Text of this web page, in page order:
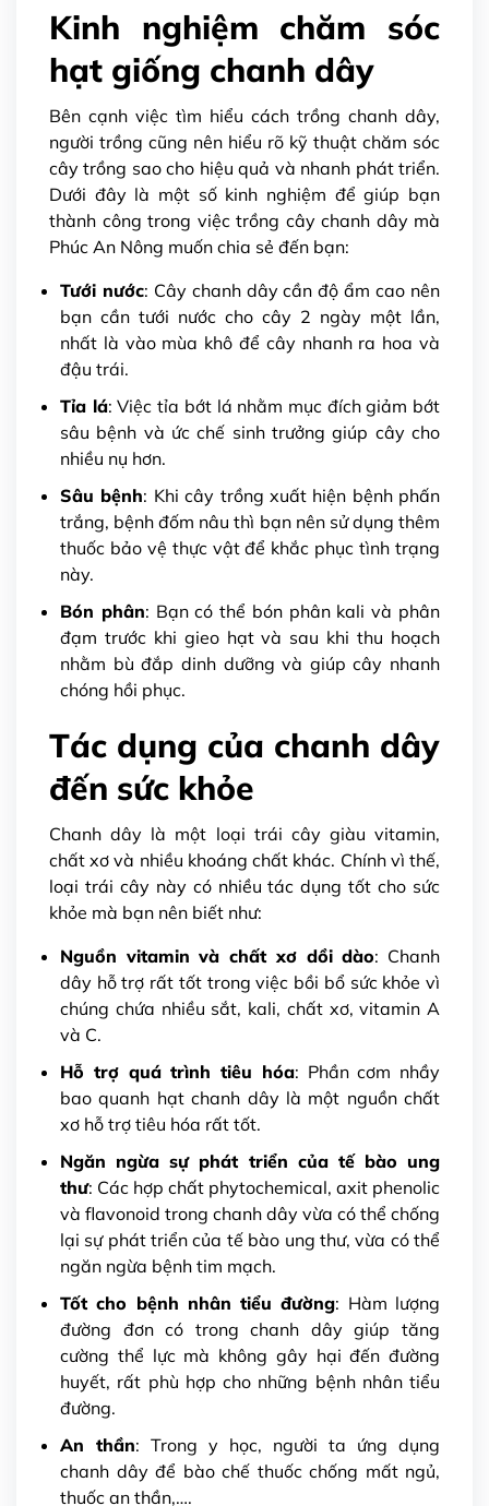
Kinh nghiệm chăm sóc
hạt giống chanh dây
Bên cạnh việc tìm hiểu cách trồng chanh dây,
người trồng cũng nên hiểu rõ kỹ thuật chăm sóc
cây trồng sao cho hiệu quả và nhanh phát triển.
Dưới đây là một số kinh nghiệm để giúp bạn
thành công trong việc trồng cây chanh dây mà
Phúc An Nông muốn chia sẻ đến bạn:
Tưới nước: Cây chanh dây cần độ ẩm cao nên
bạn cần tưới nước cho cây 2 ngày một lần,
nhất là vào mùa khô để cây nhanh ra hoa và
đậu trái.
Tỉa lá: Việc tỉa bớt lá nhằm mục đích giảm bớt
sâu bệnh và ức chế sinh trưởng giúp cây cho
nhiều nụ hơn.
Sâu bệnh: Khi cây trồng xuất hiện bệnh phấn
trắng, bệnh đốm nâu thì bạn nên sử dụng thêm
thuốc bảo vệ thực vật để khắc phục tình trạng
này.
Bón phân: Bạn có thể bón phân kali và phân
đạm trước khi gieo hạt và sau khi thu hoạch
nhằm bù đắp dinh dưỡng và giúp cây nhanh
chóng hồi phục.
Tác dụng của chanh dây
đến sức khỏe
Chanh dây là một loại trái cây giàu vitamin,
chất xơ và nhiều khoáng chất khác. Chính vì thế,
loại trái cây này có nhiều tác dụng tốt cho sức
khỏe mà bạn nên biết như:
Nguồn vitamin và chất xơ dồi dào: Chanh
dây hỗ trợ rất tốt trong việc bồi bổ sức khỏe vì
chúng chứa nhiều sắt, kali, chất xơ, vitamin A
và C.
Hỗ trợ quá trình tiêu hóa: Phần cơm nhầy
bao quanh hạt chanh dây là một nguồn chất
xơ hỗ trợ tiêu hóa rất tốt.
Ngăn ngừa sự phát triển của tế bào ung
thư: Các hợp chất phytochemical, axit phenolic
và flavonoid trong chanh dây vừa có thể chống
lại sự phát triển của tế bào ung thư, vừa có thể
ngăn ngừa bệnh tim mạch.
Tốt cho bệnh nhân tiểu đường: Hàm lượng
đường đơn có trong chanh dây giúp tăng
cường thể lực mà không gây hại đến đường
huyết, rất phù hợp cho những bệnh nhân tiểu
đường.
An thần: Trong y học, người ta ứng dụng
chanh dây để bào chế thuốc chống mất ngủ,
thuốc an thần,….